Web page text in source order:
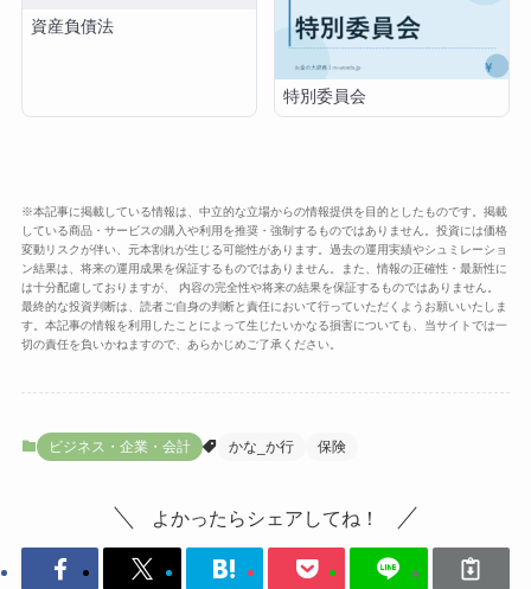
資産負債法
特別委員会
※本記事に掲載している情報は、中立的な立場からの情報提供を目的としたものです。掲載
している商品・サービスの購入や利用を推奨・強制するものではありません。投資には価格
変動リスクが伴い、元本割れが生じる可能性があります。過去の運用実績やシュミレーショ
ン結果は、将来の運用成果を保証するものではありません。また、情報の正確性・最新性に
は十分配慮しておりますが、 内容の完全性や将来の結果を保証するものではありません。
最終的な投資判断は、読者ご自身の判断と責任において行っていただくようお願いいたしま
す。本記事の情報を利用したことによって生じたいかなる損害についても、当サイトでは一
切の責任を負いかねますので、あらかじめご了承ください。
ビジネス・企業・会計 かな_か行 保険
よかったらシェアしてね！